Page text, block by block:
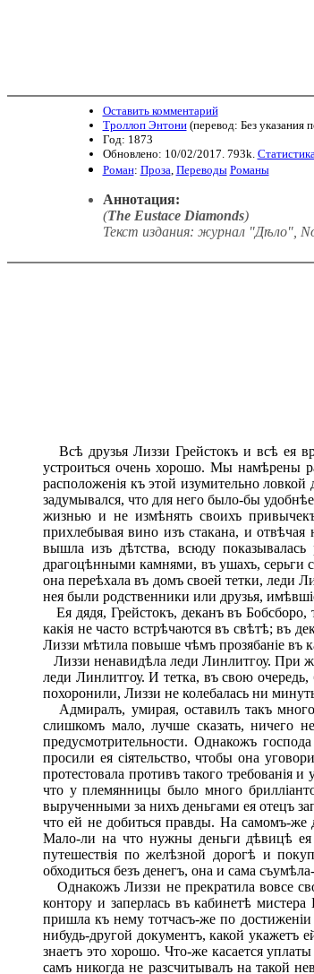
Оставить комментарий
Троллоп Энтони(перевод: Без указания
Год: 1873
Обновлено: 10/02/2017. 793k. Статистика.
Роман: Проза Переводы Романы
Аннотация:
(The Eustace Diamonds)
Текст издания: журнал "Дѣло",
Всѣ друзья Лиззи Грейстокъ и всѣ ея
устроиться очень хорошо. Мы намѣрены
расположенія къ этой изумительно
задумывался, что для него было-бы
жизнью и не измѣнять своихъ
прихлебывая вино изъ стакана, и
вышла изъ дѣтства, всюду
драгоцѣнными камнями, въ ушахъ, серьги
она переѣхала въ домъ своей тетки, леди
нея были родственники или друзья,
Ея дядя, Грейстокъ, деканъ въ
какія не часто встрѣчаются въ свѣтѣ; въ
Лиззи мѣтила повыше чѣмъ прозябаніе въ
Лиззи ненавидѣла леди Линлитгоу. При
леди Линлитгоу. И тетка, въ свою
похоронили, Лиззи не колебалась ни
Адмиралъ, умирая, оставилъ такъ
слишкомъ мало, лучше сказать, ничего
предусмотрительности. Однакожъ
просили ея сіятельство, чтобы она
протестовала противъ такого
что у племянницы было много
вырученными за нихъ деньгами ея отецъ
что ей не добиться правды. На самомъ-же
Мало-ли на что нужны деньги дѣвицѣ ея
путешествія по желѣзной дорогѣ и
обходиться безъ денегъ, она и сама
Однакожъ Лиззи не прекратила вовсе
контору и заперлась въ кабинетѣ
пришла къ нему тотчасъ-же по достиженіи
нибудь-другой документъ, какой укажетъ
знаетъ это хорошо. Что-же касается
самъ никогда не разсчитывалъ на такой